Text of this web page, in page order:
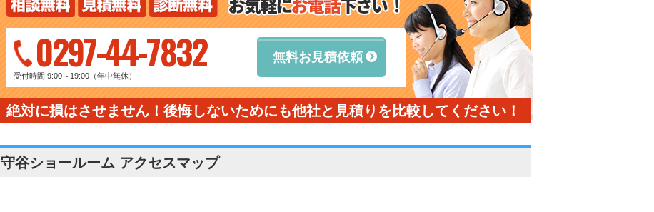
0297-44-7832
受付時間 9:00～19:00（年中無休）
無料お見積依頼
絶対に損はさせません！後悔しないためにも他社と見積りを比較してください！
守谷ショールーム アクセスマップ